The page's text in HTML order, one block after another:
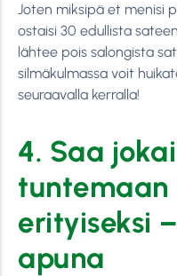
Joten miksipä et menisi
ostaisi 30 edullista
lähtee pois salongista
silmäkulmassa voit
seuraavalla kerralla!
4. Saa
tuntemaan
erityiseksi
apuna